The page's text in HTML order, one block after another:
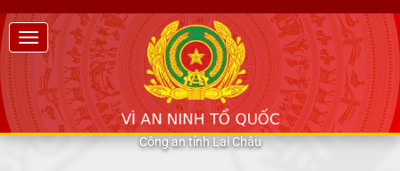
Công an tỉnh Lai Châu